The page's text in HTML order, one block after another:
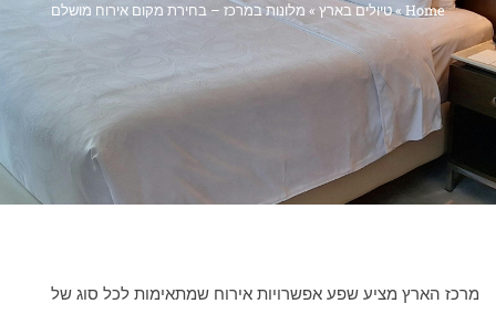
Home
»טיולים בארץ»מלונות במרכז – בחירת מקום אירוח מושלם
מרכז הארץ מציע שפע אפשרויות אירוח שמתאימות לכל סוג של